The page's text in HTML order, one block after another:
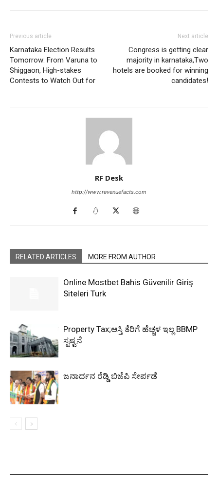
Previous article
Karnataka Election Results
Tomorrow: From Varuna to
Shiggaon, High-stakes
Contests to Watch Out for
Next article
Congress is getting clear
majority in karnataka,Two
hotels are booked for winning
candidates!
RF Desk
http://www.revenuefacts.com
RELATED ARTICLES MORE FROM AUTHOR
Online Mostbet Bahis Güvenilir Giriş
Siteleri Turk
Property Tax;ಆಸ್ತಿ ತೆರಿಗೆ ಹೆಚ್ಚಳ ಇಲ್ಲ BBMP
ಸ್ಪಷ್ಟನೆ
ಜನಾರ್ದನ ರೆಡ್ಡಿ ಬಿಜೆಪಿ ಸೇರ್ಪಡೆ